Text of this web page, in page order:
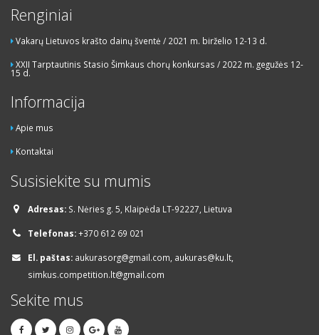
Renginiai
Vakarų Lietuvos krašto dainų šventė / 2021 m. birželio 12-13 d.
XXII Tarptautinis Stasio Šimkaus chorų konkursas / 2022 m. gegužės 12-
15 d.
Informacija
Apie mus
Kontaktai
Susisiekite su mumis
Adresas: S. Nėries g. 5, Klaipėda LT-92227, Lietuva
Telefonas:+370 612 69 021
El. paštas: aukurasorg@gmail.com, aukuras@ku.lt,
simkus.competition.lt@gmail.com
Sekite mus